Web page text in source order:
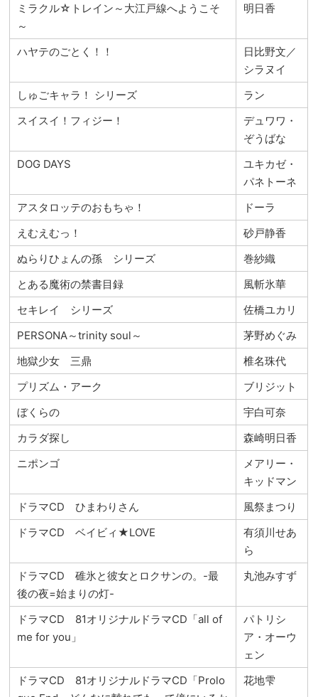
ミラクル☆トレイン～大江戸線へようこそ
～
明日香
ハヤテのごとく！！
日比野文／
シラヌイ
しゅごキャラ！ シリーズ
ラン
スイスイ！フィジー！
デュワワ・
ぞうばな
DOG DAYS
ユキカゼ・
パネトーネ
アスタロッテのおもちゃ！
ドーラ
えむえむっ！
砂戸静香
ぬらりひょんの孫 シリーズ
巻紗織
とある魔術の禁書目録
風斬氷華
セキレイ シリーズ
佐橋ユカリ
PERSONA～trinity soul～
茅野めぐみ
地獄少女 三鼎
椎名珠代
プリズム・アーク
ブリジット
ぼくらの
宇白可奈
カラダ探し
森崎明日香
ニポンゴ
メアリー・
キッドマン
ドラマCD ひまわりさん
風祭まつり
ドラマCD ベイビィ★LOVE
有須川せあ
ら
ドラマCD 碓氷と彼女とロクサンの。-最
後の夜=始まりの灯-
丸池みすず
ドラマCD 81オリジナルドラマCD「all of
me for you」
パトリシ
ア・オーウ
ェン
ドラマCD 81オリジナルドラマCD「Prolo
花地雫